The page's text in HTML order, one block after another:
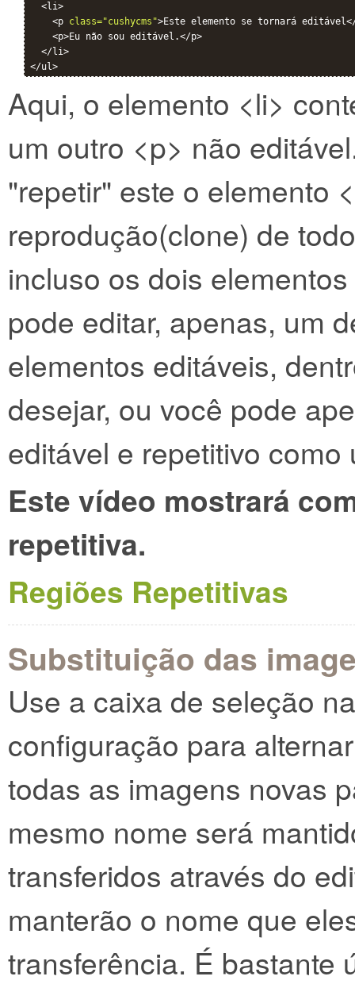
  <li>
    <p
class="cushycms">Este elemento se tornará
    <p>Eu não sou editável.</p>
  </li>
Aqui, o elemento <li>
um outro <p> não
"repetir" este o elemento
reprodução(clone) de
incluso os dois
pode editar, apenas, um
elementos editáveis,
desejar, ou você pode
editável e repetitivo como
Este vídeo mostrará
repetitiva.
Regiões Repetitivas
Substituição das
Use a caixa de seleção
configuração para
todas as imagens novas
mesmo nome será
transferidos através do
manterão o nome que
transferência. É bastante